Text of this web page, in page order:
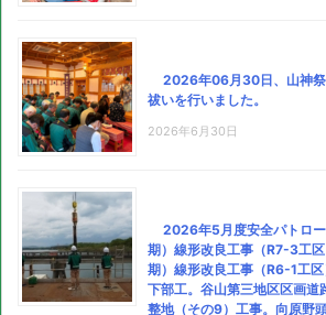
2026年06月30日、山神
祓いを行いました。
2026年6月30日
2026年5月度安全パトロ
期）線形改良工事（R7-3工
期）線形改良工事（R6-1工
下部工。谷山第三地区区画
整地（その9）工事。向原野